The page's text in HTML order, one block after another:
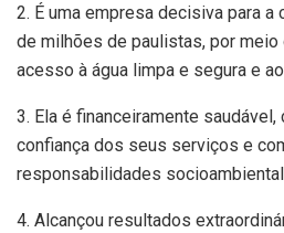
2. É uma empresa decisiva para a
de milhões de paulistas, por meio
acesso à água limpa e segura e
3. Ela é financeiramente
confiança dos seus serviços e
responsabilidades
4. Alcançou resultados